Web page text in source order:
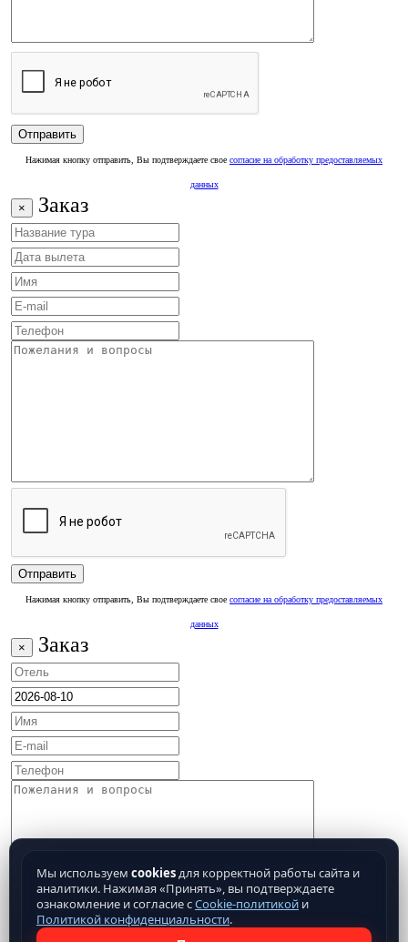
Нажимая кнопку отправить, Вы подтверждаете свое согласие на обработку предоставляемых
данных
× Заказ
Нажимая кнопку отправить, Вы подтверждаете свое согласие на обработку предоставляемых
данных
× Заказ
Мы используем cookiesдля корректной работы сайта и
аналитики. Нажимая «Принять», вы подтверждаете
ознакомление и согласие сCookie-политикой и
Политикой конфиденциальности.